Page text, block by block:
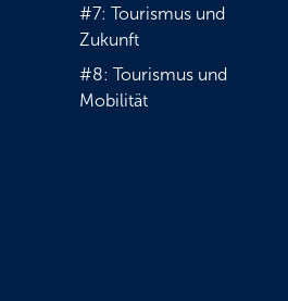
#7: Tourismus und
Zukunft
#8: Tourismus und
Mobilität